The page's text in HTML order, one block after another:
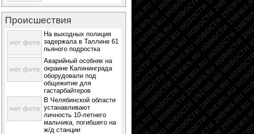
Происшествия
На выходных полиция
задержала в Таллине 61
пьяного подростка
Аварийный особняк на
окраине Калининграда
оборудовали под
общежитие для
гастарбайтеров
В Челябинской области
устанавливают
личность 10-летнего
мальчика, погибшего на
ж/д станции